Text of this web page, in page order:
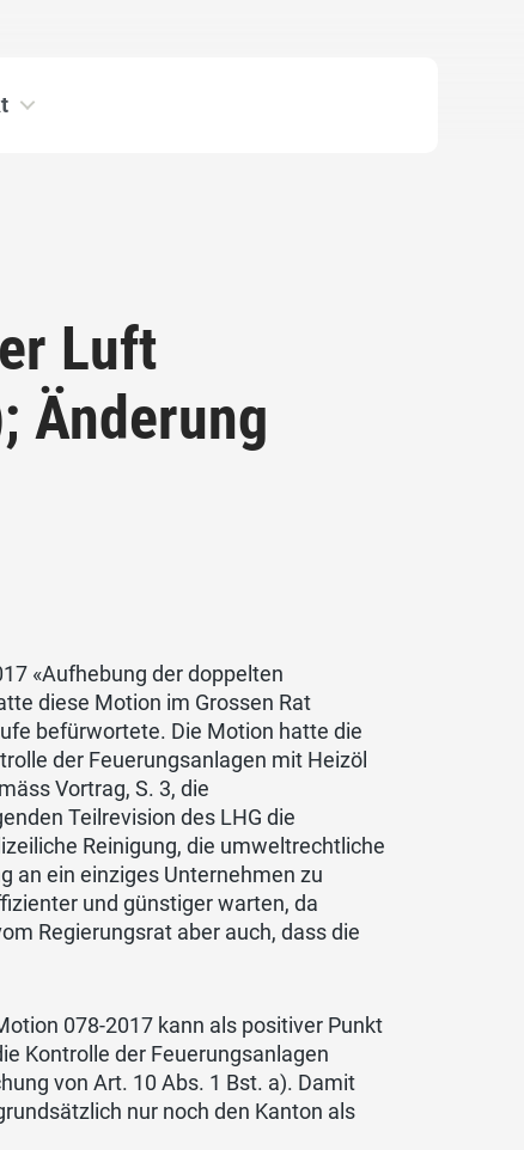
Luft
Änderung
«Aufhebung der doppelten
diese Motion im Grossen Rat
befürwortete. Die Motion hatte die
der Feuerungsanlagen mit Heizöl
Vortrag, S. 3, die
Teilrevision des LHG die
Reinigung, die umweltrechtliche
an ein einziges Unternehmen zu
und günstiger warten, da
Regierungsrat aber auch, dass die
078-2017 kann als positiver Punkt
Kontrolle der Feuerungsanlagen
von Art. 10 Abs. 1 Bst. a). Damit
nur noch den Kanton als